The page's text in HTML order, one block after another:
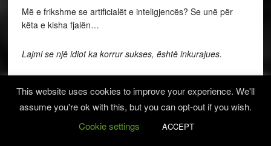
Më e frikshme se artificialët e inteligjencës? Se unë për
këta e kisha fjalën…
Lajmi se një idiot ka korrur sukses, është inkurajues.
fjalës.
Kur mbushet kupa e mëkateve, je i falur. Vazhdo me të
This website uses cookies to improve your experience. We'll
assume you're ok with this, but you can opt-out if you wish.
Cookie settings
ACCEPT